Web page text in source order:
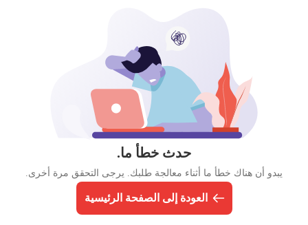
حدث خطأ ما.
يبدو أن هناك خطأ ما أثناء معالجة طلبك. يرجى التحقق مرة أخرى.
العودة إلى الصفحة الرئيسية